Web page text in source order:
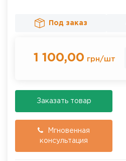
Под заказ
1 100,00 грн/шт
Заказать товар
Мгновенная
консультация